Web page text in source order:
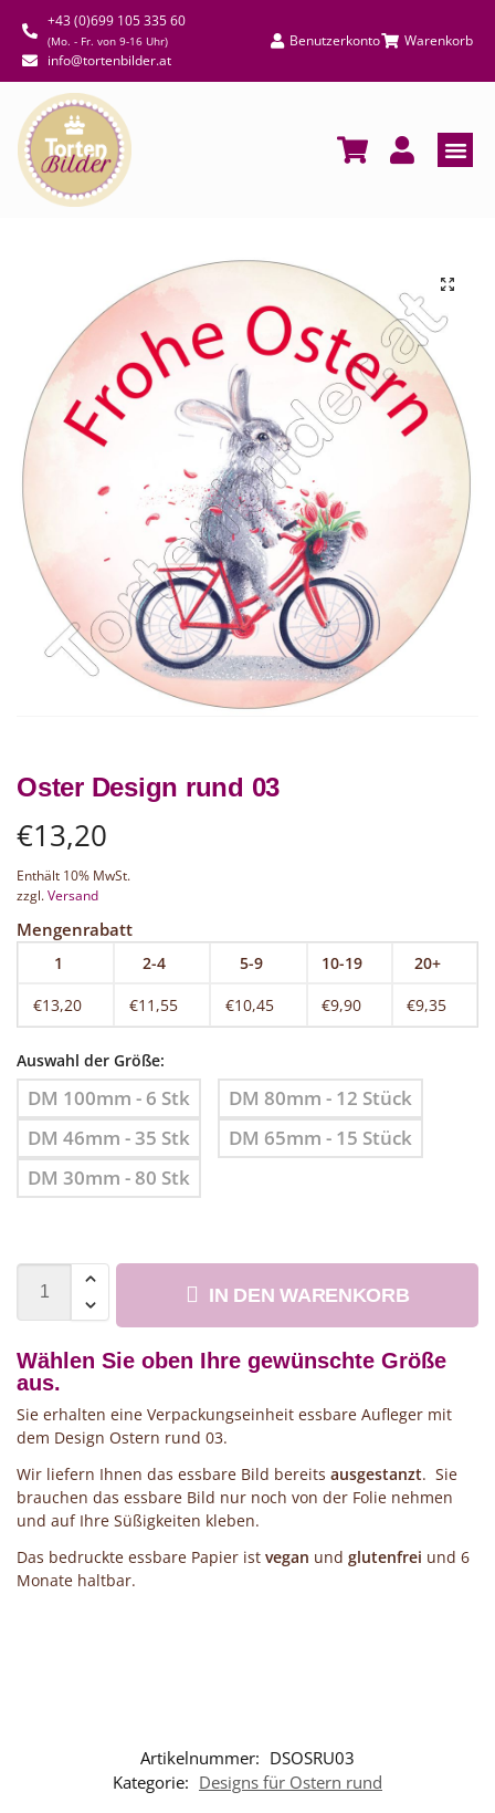
+43 (0)699 105 335 60
(Mo. - Fr. von 9-16 Uhr)
info@tortenbilder.at
Benutzerkonto Warenkorb
Oster Design rund 03
€13,20
Enthält 10% MwSt.
zzgl.Versand
Mengenrabatt
1 2-4 5-9 10-19
20+
€13,20
€11,55 €10,45 €9,90 €9,35
Auswahl der Größe:
DM 100mm - 6 Stk
DM 80mm - 12 Stück
DM 46mm - 35 Stk
DM 65mm - 15 Stück
DM 30mm - 80 Stk
IN DEN WARENKORB
Wählen Sie oben Ihre gewünschte Größe
aus.
Sie erhalten eine Verpackungseinheit essbare Aufleger mit
dem Design Ostern rund 03.
Wir liefern Ihnen das essbare Bild bereits ausgestanzt. Sie
brauchen das essbare Bild nur noch von der Folie nehmen
und auf Ihre Süßigkeiten kleben.
Das bedruckte essbare Papier ist vegan und glutenfrei und 6
Monate haltbar.
Artikelnummer: DSOSRU03
Kategorie: Designs für Ostern rund